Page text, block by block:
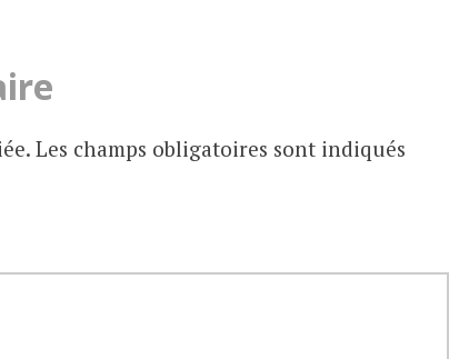
Les champs obligatoires sont indiqués